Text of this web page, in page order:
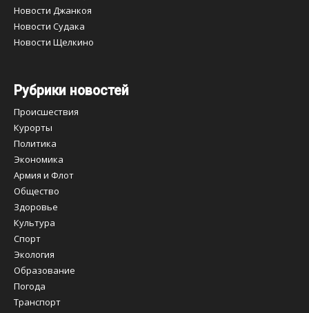
Новости Джанкоя
Новости Судака
Новости Щелкино
Рубрики новостей
Происшествия
Курорты
Политика
Экономика
Армия и Флот
Общество
Здоровье
Культура
Спорт
Экология
Образование
Погода
Транспорт